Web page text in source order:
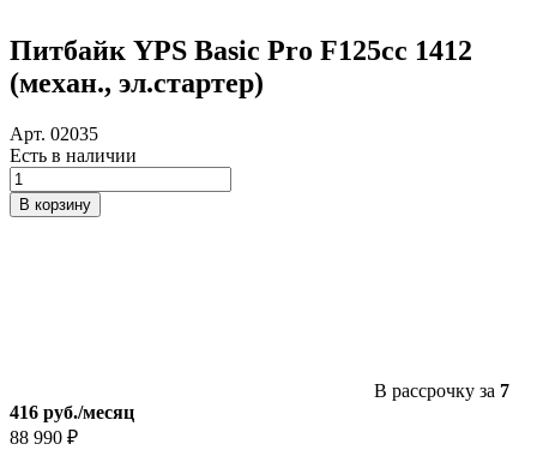
Питбайк YPS Basic Pro F125cc 1412
(механ., эл.стартер)
Арт. 02035
Есть в наличии
Количество
товара
Питбайк
В корзину
В рассрочку за 7
416 руб./месяц
88 990 ₽